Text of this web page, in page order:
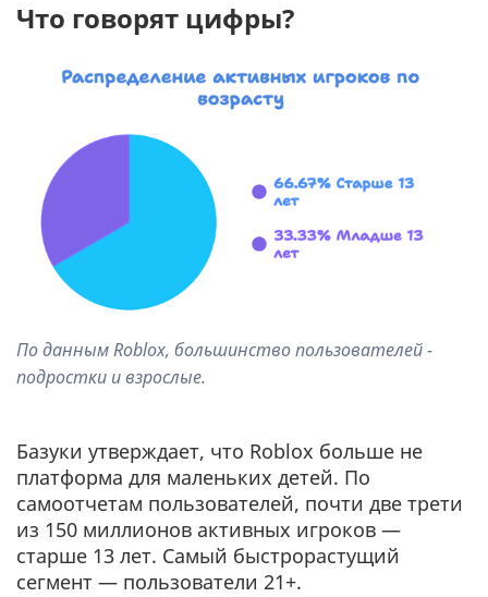
Что говорят цифры?
По данным Roblox, большинство пользователей -
подростки и взрослые.
Базуки утверждает, что Roblox больше не
платформа для маленьких детей. По
самоотчетам пользователей, почти две трети
из 150 миллионов активных игроков —
старше 13 лет. Самый быстрорастущий
сегмент — пользователи 21+.